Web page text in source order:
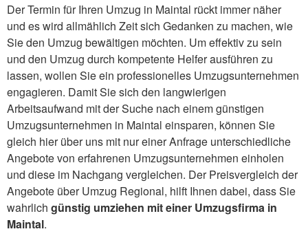
Der Termin für Ihren Umzug in Maintal rückt immer näher
und es wird allmählich Zeit sich Gedanken zu machen, wie
Sie den Umzug bewältigen möchten. Um effektiv zu sein
und den Umzug durch kompetente Helfer ausführen zu
lassen, wollen Sie ein professionelles Umzugsunternehmen
engagieren. Damit Sie sich den langwierigen
Arbeitsaufwand mit der Suche nach einem günstigen
Umzugsunternehmen in Maintal einsparen, können Sie
gleich hier über uns mit nur einer Anfrage unterschiedliche
Angebote von erfahrenen Umzugsunternehmen einholen
und diese im Nachgang vergleichen. Der Preisvergleich der
Angebote über Umzug Regional, hilft Ihnen dabei, dass Sie
wahrlich günstig umziehen mit einer Umzugsfirma in
Maintal.